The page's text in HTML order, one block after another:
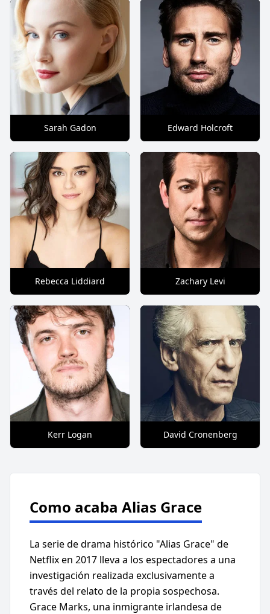
Sarah Gadon Edward Holcroft
Rebecca Liddiard Zachary Levi
Kerr Logan David Cronenberg
Como acaba Alias Grace
La serie de drama histórico "Alias Grace" de
Netflix en 2017 lleva a los espectadores a una
investigación realizada exclusivamente a
través del relato de la propia sospechosa.
Grace Marks, una inmigrante irlandesa de